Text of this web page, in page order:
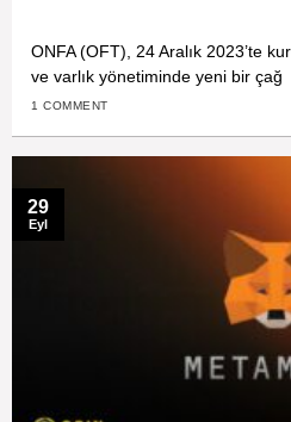
ONFA (OFT), 24 Aralık 2023’te
ve varlık yönetiminde yeni bir çağ
1 COMMENT
29
Eyl